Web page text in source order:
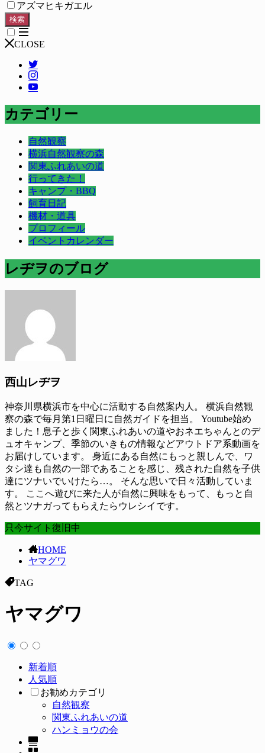
アズマヒキガエル
検索
CLOSE
カテゴリー
自然観察
横浜自然観察の森
関東ふれあいの道
行ってきた！
キャンプ・BBQ
飼育日記
機材・道具
プロフィール
イベントカレンダー
レヂヲのブログ
西山レヂヲ
神奈川県横浜市を中心に活動する自然案内人。 横浜自然観
察の森で毎月第1日曜日に自然ガイドを担当。 Youtube始め
ました！息子と歩く関東ふれあいの道やおネエちゃんとのデ
ュオキャンプ、季節のいきもの情報などアウトドア系動画を
お届けしています。 身近にある自然にもっと親しんで、ワ
タシ達も自然の一部であることを感じ、残された自然を子供
達にツナいでいけたら…。 そんな思いで日々活動していま
す。 ここへ遊びに来た人が自然に興味をもって、もっと自
然とツナガってもらえたらウレシイです。
只今サイト復旧中
HOME
ヤマグワ
TAG
ヤマグワ
新着順
人気順
お勧めカテゴリ
自然観察
関東ふれあいの道
ハンミョウの会